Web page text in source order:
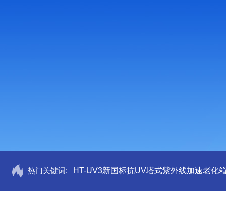
热门关键词: HT-UV3新国标抗UV塔式紫外线加速老化